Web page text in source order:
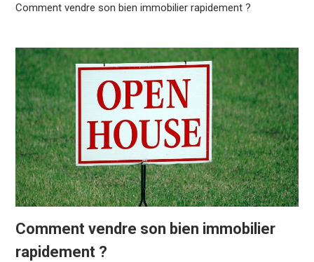
Comment vendre son bien immobilier rapidement ?
Comment vendre son bien immobilier
rapidement ?